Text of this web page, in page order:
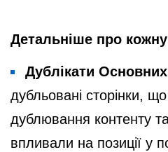
Детальніше про
Дублікати
дубльовані сторінки,
дублювання контенту
впливали на позиції у